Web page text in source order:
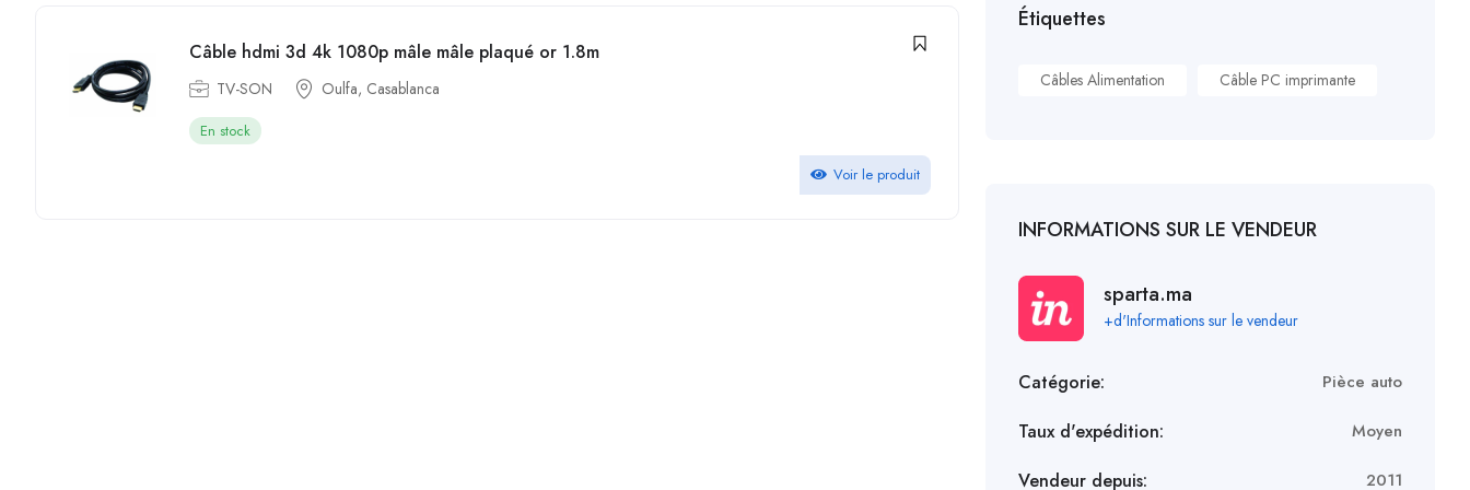
Câble hdmi 3d 4k 1080p mâle mâle plaqué or 1.8m
TV-SON Oulfa, Casablanca
En stock
Voir le produit
Étiquettes
Câbles Alimentation Câble PC imprimante
INFORMATIONS SUR LE VENDEUR
sparta.ma
+d'Informations sur le vendeur
Catégorie: Pièce auto
Taux d'expédition: Moyen
Vendeur depuis: 2011